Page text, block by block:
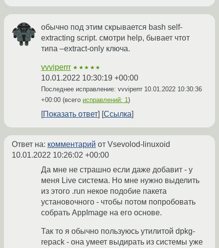
обычно под этим скрывается bash self-
extracting script. смотри help, бывает чтот
типа –extract-only ключа.
vvviperrr ★★★★★
10.01.2022 10:30:19 +00:00
Последнее исправление: vvviperrr 10.01.2022 10:30:36
+00:00 (всего исправлений: 1)
Показать ответ Ссылка
Ответ на: комментарий от Vsevolod-linuxoid
10.01.2022 10:26:02 +00:00
Да мне не страшно если даже добавит - у
меня Live система. Но мне нужно выделить
из этого .run некое подобие пакета
установочного - чтобы потом попробовать
собрать AppImage на его основе.
Так то я обычно пользуюсь утилитой dpkg-
repack - она умеет выдирать из системы уже